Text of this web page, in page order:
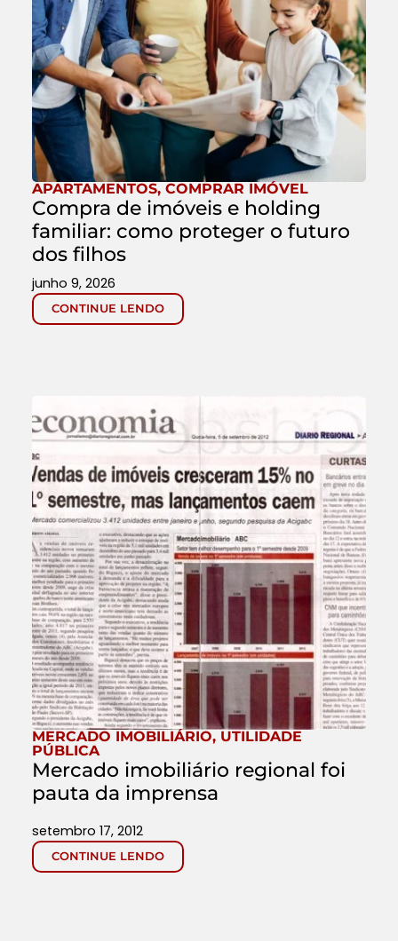
APARTAMENTOS, COMPRAR IMÓVEL
Compra de imóveis e holding
familiar: como proteger o futuro
dos filhos
CONTINUE LENDO
junho 9, 2026
MERCADO IMOBILIÁRIO, UTILIDADE
PÚBLICA
Mercado imobiliário regional foi
pauta da imprensa
CONTINUE LENDO
setembro 17, 2012